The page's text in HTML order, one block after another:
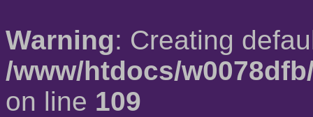
Warning: Creating
/www/htdocs/
on line 109